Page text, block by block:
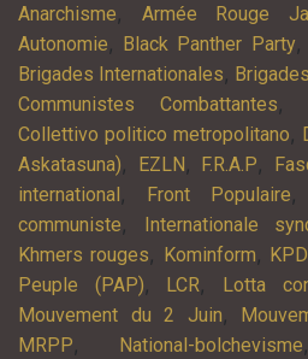
Anarchisme, Armée Rouge
Autonomie, Black Panther Party,
Brigades Internationales,
Communistes Combattantes,
Collettivo politico metropolitano,
Askatasuna), EZLN , F.R.A.P,
international , Front Populaire,
communiste, Internationale
Khmers rouges, Kominform, KPD
Peuple (PAP), LCR, Lotta
Mouvement du 2 Juin,
MRPP, National-bolchevisme